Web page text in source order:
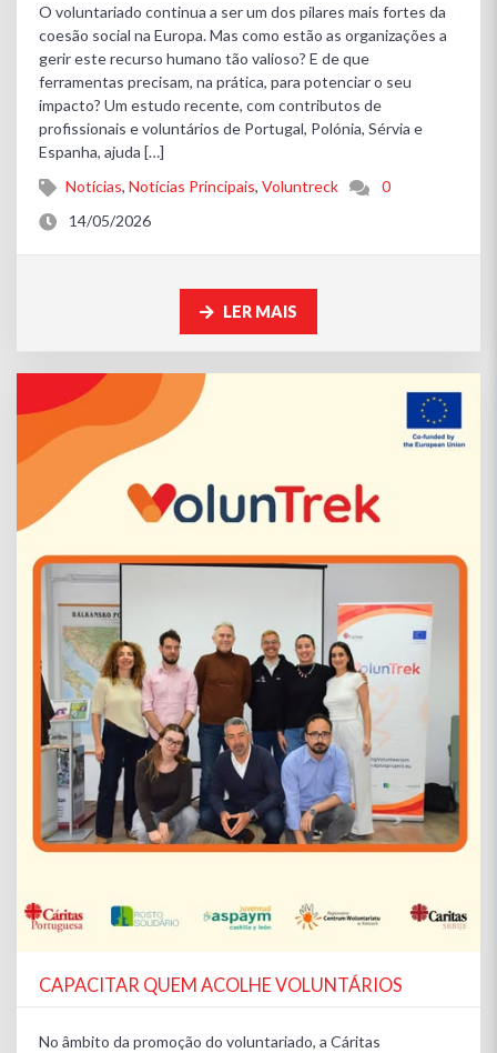
O voluntariado continua a ser um dos pilares mais fortes da
coesão social na Europa. Mas como estão as organizações a
gerir este recurso humano tão valioso? E de que
ferramentas precisam, na prática, para potenciar o seu
impacto? Um estudo recente, com contributos de
profissionais e voluntários de Portugal, Polónia, Sérvia e
Espanha, ajuda […]
Notícias,Notícias Principais,Voluntreck
0
14/05/2026
LER MAIS
CAPACITAR QUEM ACOLHE VOLUNTÁRIOS
No âmbito da promoção do voluntariado, a Cáritas